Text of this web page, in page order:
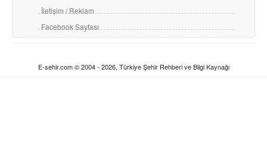
İletişim / Reklam
Facebook Sayfası
E-sehir.com © 2004 - 2026, Türkiye Şehir Rehberi ve Bilgi Kaynağı